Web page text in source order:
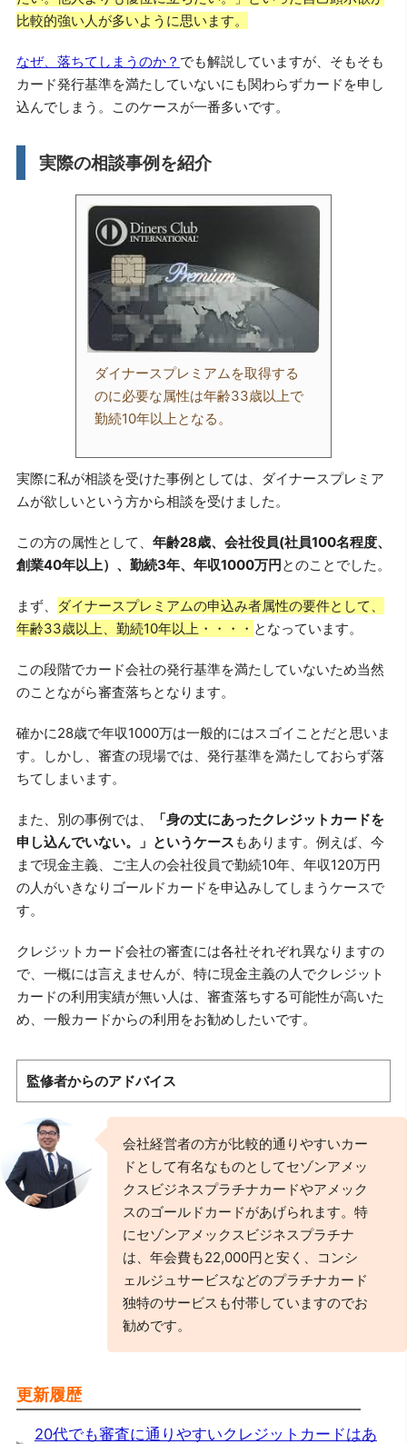
比較的強い人が多いように思います。
なぜ、落ちてしまうのか？ でも解説していますが、そもそも
カード発行基準を満たしていないにも関わらずカードを申し
込んでしまう。このケースが一番多いです。
実際の相談事例を紹介
ダイナースプレミアムを取得する
のに必要な属性は年齢33歳以上で
勤続10年以上となる。
実際に私が相談を受けた事例としては、ダイナースプレミア
ムが欲しいという方から相談を受けました。
この方の属性として、 年齢28歳、会社役員(社員100名程度、
創業40年以上）、勤続3年、年収1000万円とのことでした。
まず、
ダイナースプレミアムの申込み者属性の要件として、
年齢33歳以上、勤続10年以上・・・・ となっています。
この段階でカード会社の発行基準を満たしていないため当然
のことながら審査落ちとなります。
確かに28歳で年収1000万は一般的にはスゴイことだと思いま
す。しかし、審査の現場では、発行基準を満たしておらず落
ちてしまいます。
また、別の事例では、
「身の丈にあったクレジットカードを
申し込んでいない。」というケース もあります。例えば、今
まで現金主義、ご主人の会社役員で勤続10年、年収120万円
の人がいきなりゴールドカードを申込みしてしまうケースで
す。
クレジットカード会社の審査には各社それぞれ異なりますの
で、一概には言えませんが、特に現金主義の人でクレジット
カードの利用実績が無い人は、審査落ちする可能性が高いた
め、一般カードからの利用をお勧めしたいです。
監修者からのアドバイス
会社経営者の方が比較的通りやすいカー
ドとして有名なものとしてセゾンアメッ
クスビジネスプラチナカードやアメック
スのゴールドカードがあげられます。特
にセゾンアメックスビジネスプラチナ
は、年会費も22,000円と安く、コンシ
ェルジュサービスなどのプラチナカード
独特のサービスも付帯していますのでお
勧めです。
更新履歴
20代でも審査に通りやすいクレジットカードはあ